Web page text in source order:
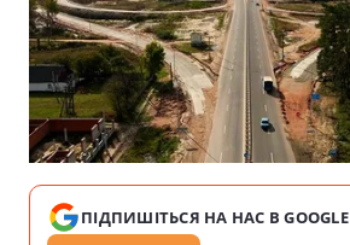
ПІДПИШІТЬСЯ НА НАС В GOOGLE